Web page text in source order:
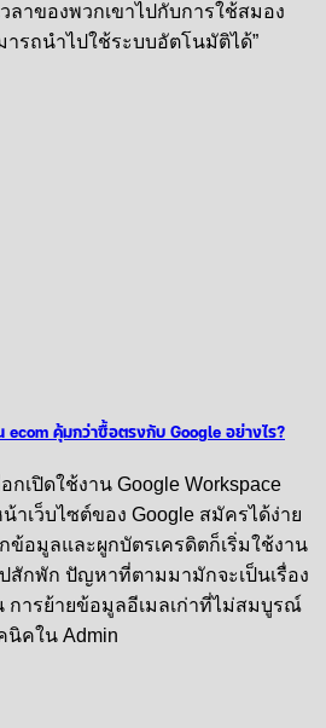
ลาของพวกเขาไปกับการใช้สมอง
รถนำไปใช้ระบบอัตโนมัติได้”
ecom คุ้มกว่าซื้อตรงกับ Google อย่างไร?
กเปิดใช้งาน Google Workspace
น้าเว็บไซต์ของ Google สมัครได้ง่าย
ข้อมูลและผูกบัตรเครดิตก็เริ่มใช้งาน
สักพัก ปัญหาที่ตามมามักจะเป็นเรื่อง
การย้ายข้อมูลอีเมลเก่าที่ไม่สมบูรณ์
คใน Admin